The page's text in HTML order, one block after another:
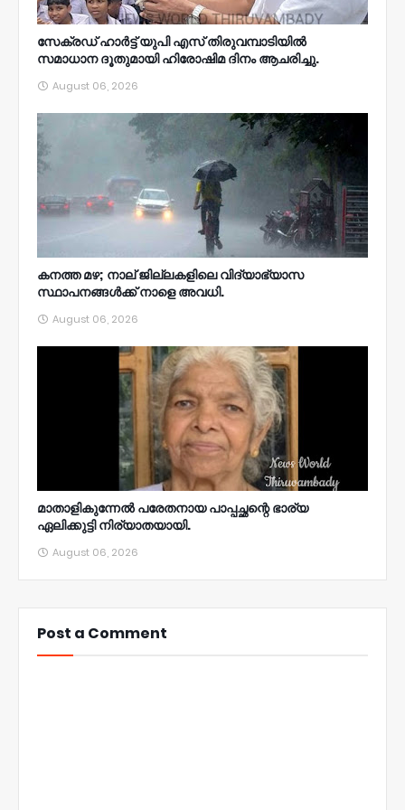
സേക്രഡ് ഹാർട്ട് യുപി എസ് തിരുവമ്പാടിയിൽ
സമാധാന ദൂതുമായി ഹിരോഷിമ ദിനം ആചരിച്ചു.
August 06, 2026
കനത്ത മഴ; നാല്‌ ജില്ലകളിലെ വിദ്യാഭ്യാസ
സ്ഥാപനങ്ങൾക്ക് നാളെ അവധി.
August 06, 2026
മാതാളികുന്നേൽ പരേതനായ പാപ്പച്ഛന്റെ ഭാര്യ
ഏലിക്കുട്ടി നിര്യാതയായി.
August 06, 2026
Post a Comment